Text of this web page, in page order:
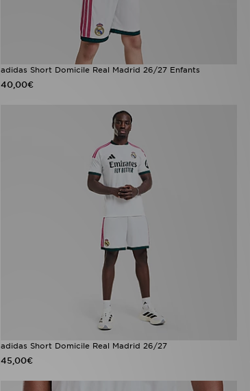
adidas Short Domicile Real Madrid 26/27 Enfants
40,00€
adidas Short Domicile Real Madrid 26/27
45,00€